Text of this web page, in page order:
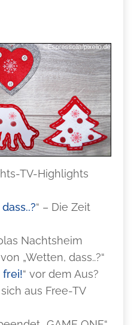
TV-Highlights
“ – Die Zeit
Nachtsheim
„Wetten, dass..?“
frei!“ vor dem Aus?
aus Free-TV